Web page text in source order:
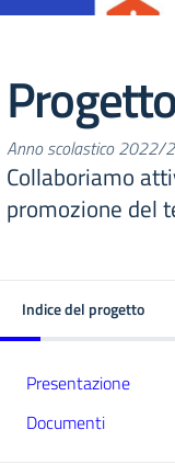
Anno scolastico 2022/
Collaboriamo
promozione del
Indice del progetto
Presentazione
Documenti